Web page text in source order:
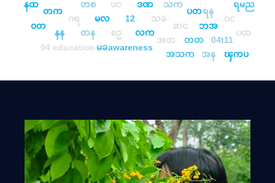
သက
ဒဏ
ပင
တစ
ပတ
သခ ရန
12
မလ
ဂရ ဘအ
ဆင
လက
စဥ
တန
နန
တက
04t11
တတ
အထ
ဝင
awareness
education
ဝတ
မခ
04
ရမည
ၾကပ
ပထ
အန
အသက
နထ